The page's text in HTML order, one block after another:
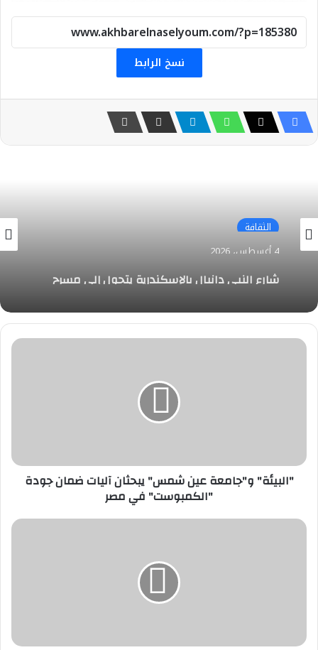
نسخ الرابط
الثقافة
4 أغسطس، 2026
مفتوح للإبداع
"البيئة"
"الكمبوست"
"البيئة" و"جامعة عين شمس" يبحثان آليات ضمان جودة
"الكمبوست" في مصر
غضنفر:
والتبادل